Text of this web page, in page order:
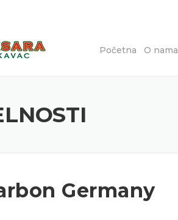
Početna O nama
Germany